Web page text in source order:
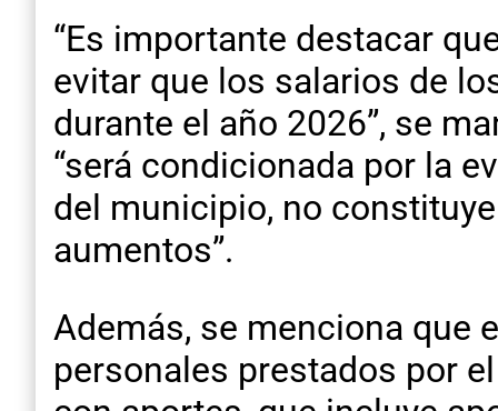
“Es importante destacar
evitar que los salarios de
durante el año 2026”, se
“será condicionada por la
del municipio, no
aumentos”.
Además, se menciona que
personales prestados por